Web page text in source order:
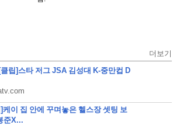
더보기
립]스타 저그 JSA 김성대 K-중만컵 D
케이 집 안에 꾸며놓은 헬스장 셋팅 보
준X...